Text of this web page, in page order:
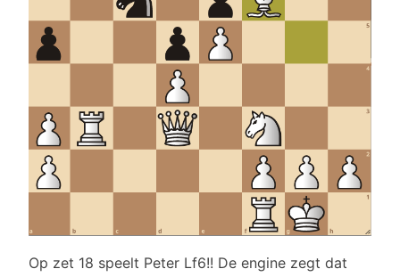
Op zet 18 speelt Peter Lf6!! De engine zegt dat